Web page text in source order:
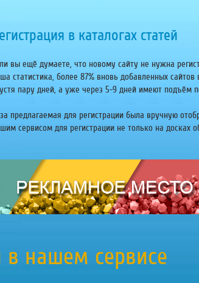
в каталогах статей
вы ещё думаете, что новому сайту не нужна
статистика, более 87% вновь добавленных
пару дней, а уже через 5-9 дней имеют подъём
предлагаемая для регистрации была вручную
сервисом для регистрации не только на досках
в нашем сервисе